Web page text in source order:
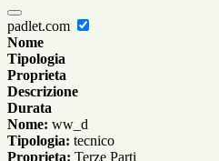
padlet.com
Nome
Tipologia
Proprieta
Descrizione
Durata
Nome: ww_d
Tipologia: tecnico
Proprieta: Terze Parti